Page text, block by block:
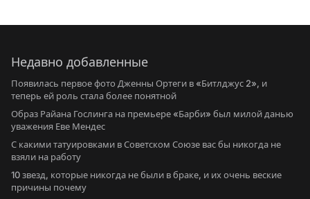
Недавно добавленные
Появилась первое фото Дженны Ортеги в «Битлджус 2», и
теперь ей роль стала более понятной
Образ Райана Гослинга на премьере «Барби» был милой данью
уважения Еве Мендес
С какими татуировками в Советском Союзе вас бы никогда не
взяли на работу
10 звезд, которые никогда не были в браке, и их очень веские
причины почему